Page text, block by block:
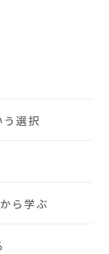
選択
ら学ぶ